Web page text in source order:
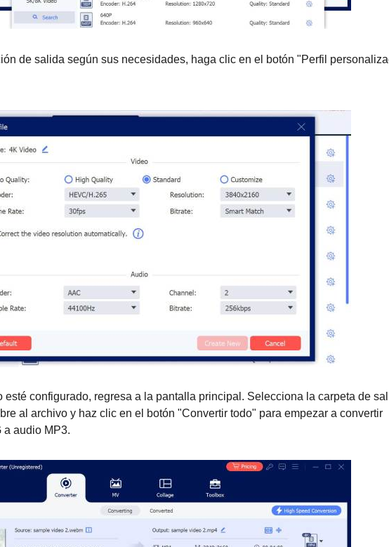
de salida según sus necesidades, haga clic en el botón "Perfil
esté configurado, regresa a la pantalla principal. Selecciona la carpeta de
al archivo y haz clic en el botón "Convertir todo" para empezar a convertir
a audio MP3.